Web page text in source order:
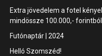
Extra jövedelem a fotel
mindössze 100.000,- forintból
Futónaptár | 2024
Helló Szomszéd!